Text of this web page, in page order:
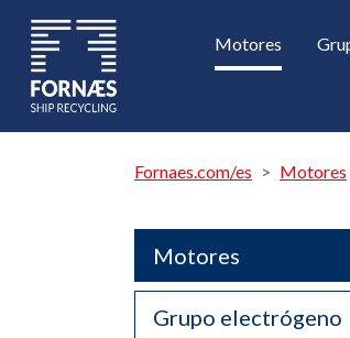
Motores
Fornaes.com/es Motores
Motores
Grupo electrógeno